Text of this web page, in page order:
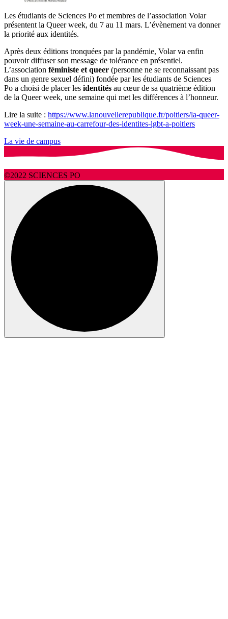
Les étudiants de Sciences Po et membres de l’association Volar
présentent la Queer week, du 7 au 11 mars. L’évènement va donner
la priorité aux identités.
Après deux éditions tronquées par la pandémie, Volar va enfin
pouvoir diffuser son message de tolérance en présentiel.
L’association féministe et queer (personne ne se reconnaissant pas
dans un genre sexuel défini) fondée par les étudiants de Sciences
Po a choisi de placer les identités au cœur de sa quatrième édition
de la Queer week, une semaine qui met les différences à l’honneur.
Lire la suite : https://www.lanouvellerepublique.fr/poitiers/la-queer-
week-une-semaine-au-carrefour-des-identites-lgbt-a-poitiers
La vie de campus
©2022 SCIENCES PO